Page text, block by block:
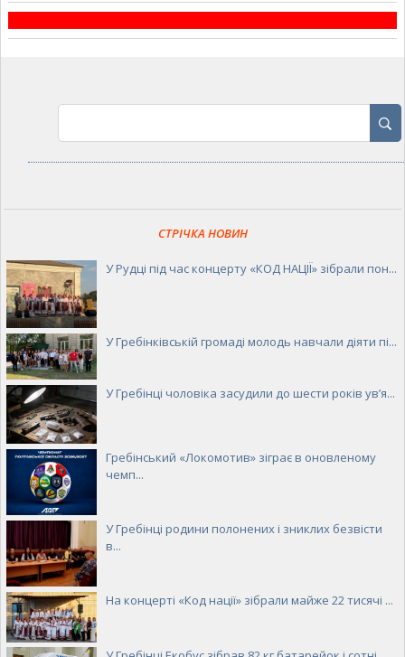
СТРІЧКА НОВИН
У Рудці під час концерту «КОД НАЦІЇ» зібрали пон...
У Гребінківській громаді молодь навчали діяти пі...
У Гребінці чоловіка засудили до шести років ув’я...
Гребінський «Локомотив» зіграє в оновленому
чемп...
У Гребінці родини полонених і зниклих безвісти
в...
На концерті «Код нації» зібрали майже 22 тисячі ...